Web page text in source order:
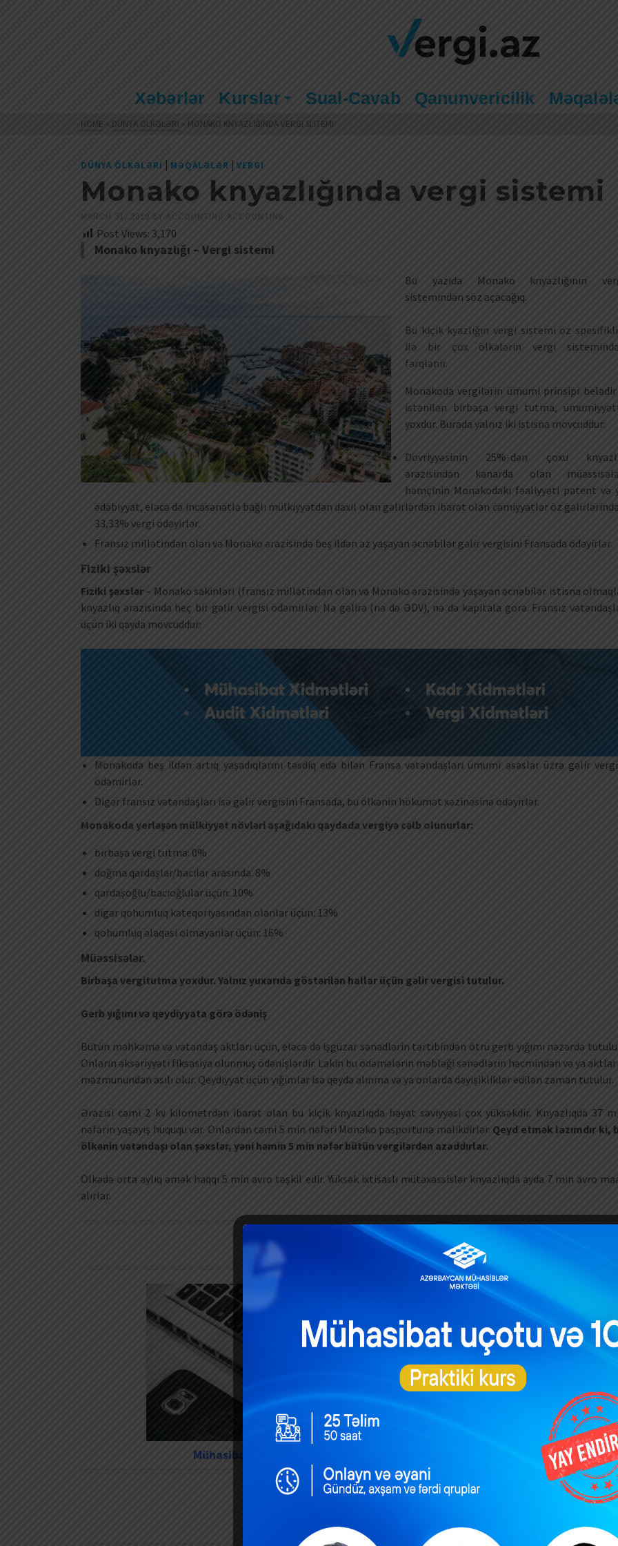
Xəbərlər Kurslar Sual-Cavab Qanunvericilik
HOME » DÜNYA ÖLKƏLƏRI » MONAKO KNYAZLIĞINDA VERGI SISTEMI
DÜNYA ÖLKƏLƏRI | MƏQALƏLƏR | VERGI
Monako knyazlığında vergi sistemi
MARCH 31, 2019 BY ACCOUNTING ACCOUNTING
Post Views: 3,170
Monako knyazlığı – Vergi sistemi
Bu yazıda Monako knyazlığının
sistemindən söz açacağıq.
Bu kiçik kyazlığın vergi sistemi öz
ilə bir çox ölkələrin vergi
fərqlənir.
Monakoda vergilərin ümumi prinsipi
istənilən birbaşa vergi tutma,
yoxdur. Burada yalnız iki istisna mövcuddur:
Dövriyyəsinin 25%-dən çoxu
ərazisindən kənarda olan
həmçinin Monakodakı fəaliyyəti patent və
ədəbiyyat, eləcə də incəsənətlə bağlı mülkiyyətdən daxil olan gəlirlərdən ibarət olan cəmiyyətlər öz
33,33% vergi ödəyirlər.
Fransız millətindən olan və Monako ərazisində beş ildən az yaşayan əcnəbilər gəlir vergisini Fransada ödəyirlər.
Fiziki şəxslər
Fiziki şəxslər– Monako sakinləri (fransız millətindən olan və Monako ərazisində yaşayan əcnəbilər istisna
knyazlıq ərazisində heç bir gəlir vergisi ödəmirlər. Nə gəlirə (nə də ƏDV), nə də kapitala görə. Fransız
üçün iki qayda mövcuddur:
Monakoda beş ildən artıq yaşadıqlarını təsdiq edə bilən Fransa vətəndaşları ümumi əsaslar üzrə gəlir
ödəmirlər.
Digər fransız vətəndaşları isə gəlir vergisini Fransada, bu ölkənin hökumət xəzinəsinə ödəyirlər.
Monakoda yerləşən mülkiyyət növləri aşağıdakı qaydada vergiyə cəlb olunurlar:
birbaşa vergi tutma: 0%
doğma qardaşlar/bacılar arasında: 8%
qardaşoğlu/bacıoğlular üçün: 10%
digər qohumluq kateqoriyasından olanlar üçün: 13%
qohumluq əlaqəsi olmayanlar üçün: 16%
Müəssisələr.
Birbaşa vergitutma yoxdur. Yalnız yuxarıda göstərilən hallar üçün gəlir vergisi tutulur.
Gerb yığımı və qeydiyyata görə ödəniş
Bütün məhkəmə və vətəndaş aktları üçün, eləcə də işgüzar sənədlərin tərtibindən ötrü gerb yığımı nəzərdə
Onların əksəriyyəti fiksasiya olunmuş ödənişlərdir. Lakin bu ödəmələrin məbləği sənədlərin həcmindən və ya
məzmunundan asılı olur. Qeydiyyat üçün yığımlar isə qeydə alınma və ya onlarda dəyişikliklər edilən zaman tutulur.
Ərazisi cəmi 2 kv kilometrdən ibarət olan bu kiçik knyazlıqda həyat səviyyəsi çox yüksəkdir. Knyazlıqda 37
nəfərin yaşayış hüququ var. Onlardan cəmi 5 min nəfəri Monako pasportuna malikdirlər. Qeyd etmək lazımdır ki,
ölkənin vətəndaşı olan şəxslər, yəni həmin 5 min nəfər bütün vergilərdən azaddırlar.
Ölkədə orta aylıq əmək haqqı 5 min avro təşkil edir. Yüksək ixtisaslı mütəxəssislər knyazlıqda ayda 7 min avro
alırlar.
Bax: İtaliyada absurd vergilər
Mühasibat, Audit və Kadr Xidmətləri üçün linkə daxil olun.
NEXT POST